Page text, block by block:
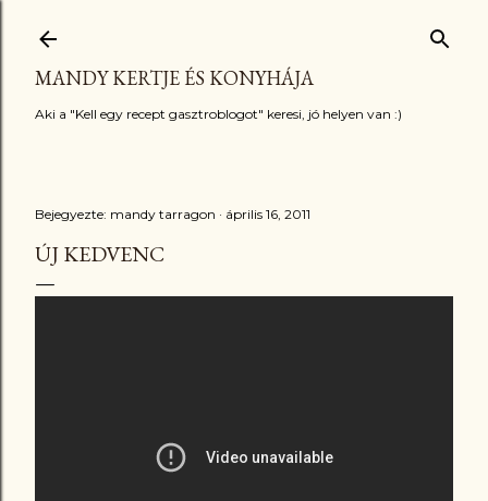
MANDY KERTJE ÉS KONYHÁJA
Aki a "Kell egy recept gasztroblogot" keresi, jó helyen van :)
Bejegyezte: mandy tarragon április 16, 2011
ÚJ KEDVENC